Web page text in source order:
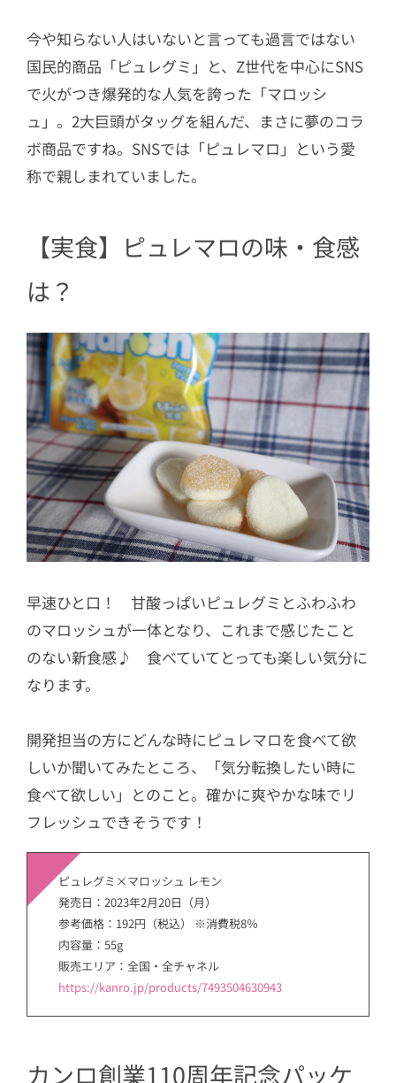
今や知らない人はいないと言っても過言ではない
国民的商品「ピュレグミ」と、 Z世代を中心にSNS
で火がつき爆発的な人気を誇った「マロッシ
ュ」。2大巨頭がタッグを組んだ、まさに夢のコラ
ボ商品ですね。SNSでは「ピュレマロ」という愛
称で親しまれていました。
【実食】ピュレマロの味・食感
は？
早速ひと口！ 甘酸っぱいピュレグミとふわふわ
のマロッシュが一体となり、これまで感じたこと
のない新食感♪ 食べていてとっても楽しい気分に
なります。
開発担当の方にどんな時にピュレマロを食べて欲
しいか聞いてみたところ、「気分転換したい時に
食べて欲しい」とのこと。確かに爽やかな味でリ
フレッシュできそうです！
ピュレグミ×マロッシュ レモン
発売日：2023年2月20日（月）
参考価格：192円（税込） ※消費税8％
内容量：55g
販売エリア：全国・全チャネル
https://kanro.jp/products/7493504630943
カンロ創業110周年記念パッケ